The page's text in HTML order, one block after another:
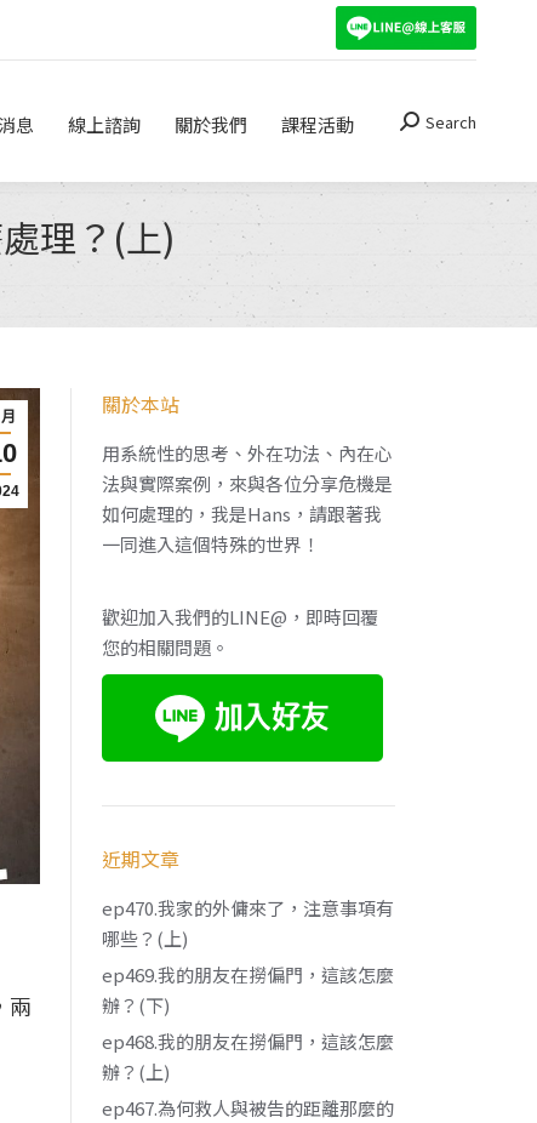
息 線上諮詢 關於我們 課程活動 Search:
Search
理？(上)
兩
關於本站
用系統性的思考、外在功法、內在心
法與實際案例，來與各位分享危機是
如何處理的，我是Hans，請跟著我
一同進入這個特殊的世界！
歡迎加入我們的LINE@，即時回覆
您的相關問題。
近期文章
ep470.我家的外傭來了，注意事項有
哪些？(上)
ep469.我的朋友在撈偏門，這該怎麼
辦？(下)
ep468.我的朋友在撈偏門，這該怎麼
辦？(上)
ep467.為何救人與被告的距離那麼的